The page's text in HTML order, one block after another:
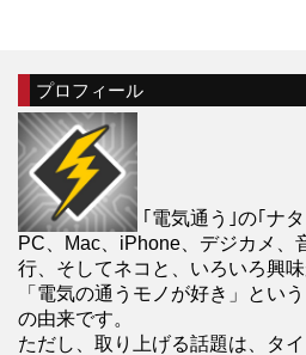
プロフィール
｢電気通う｣の｢ナタ
PC、Mac、iPhone、デジカメ、
行、そしてネコと、いろいろ興
「電気の通うモノが好き」とい
の由来です。
ただし、取り上げる話題は、タ